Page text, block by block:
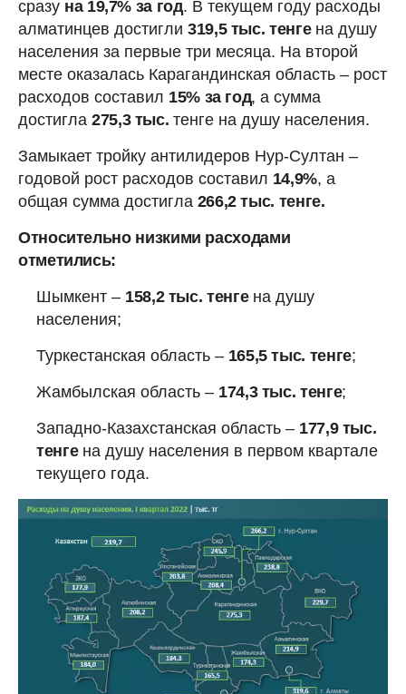
сразу на 19,7% за год. В текущем году расходы
алматинцев достигли 319,5 тыс. тенгена душу
населения за первые три месяца. На второй
месте оказалась Карагандинская область – рост
расходов составил 15% за год, а сумма
достигла 275,3 тыс.тенге на душу населения.
Замыкает тройку антилидеров Нур-Султан –
годовой рост расходов составил 14,9%, а
общая сумма достигла 266,2 тыс. тенге.
Относительно низкими расходами
отметились:
Шымкент – 158,2 тыс. тенге на душу
населения;
Туркестанская область – 165,5 тыс. тенге;
Жамбылская область – 174,3 тыс. тенге;
Западно-Казахстанская область – 177,9 тыс.
тенге на душу населения в первом квартале
текущего года.